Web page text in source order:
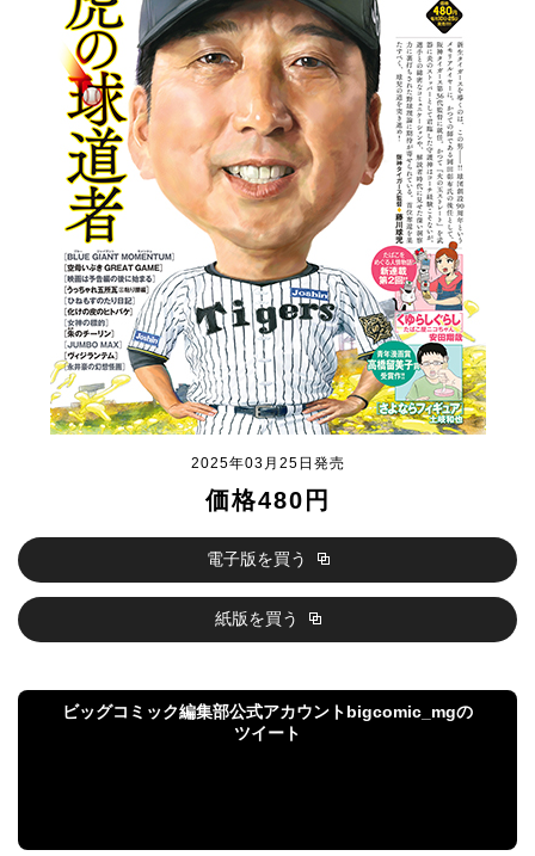
2025年03月25日発売
価格480円
電子版を買う
紙版を買う
ビッグコミック編集部公式アカウントbigcomic_mgの
ツイート